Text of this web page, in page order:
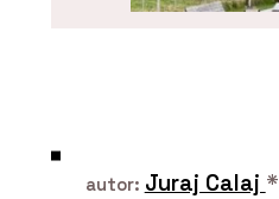
autor: Juraj Calaj *